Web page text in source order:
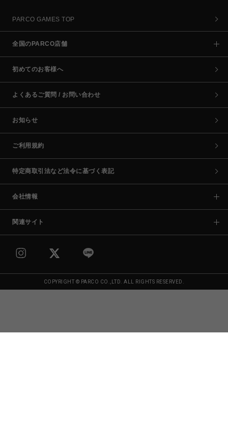
PARCO GAMES TOP
全国のPARCO店舗
初めてのお客様へ
よくあるご質問 / お問い合わせ
お知らせ
ご利用規約
特定商取引法など法令に基づく表記
会社情報
関連サイト
COPYRIGHT © PARCO CO.,LTD. ALL RIGHTS RESERVED.